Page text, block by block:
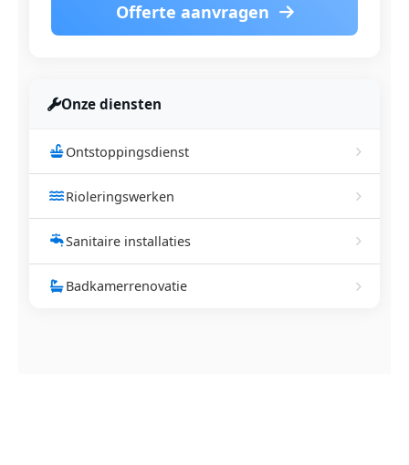
Offerte aanvragen
Onze diensten
Ontstoppingsdienst
Rioleringswerken
Sanitaire installaties
Badkamerrenovatie